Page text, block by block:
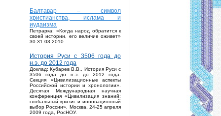
Балтавар – символ
христианства, ислама и
иудаизма
Петрарка: «Когда народ обратится к
своей истории, его величие оживет»
30-31.03.2010
История Руси с 3506 года до
н.э. до 2012 года
Доклад: Кубарев В.В., История Руси с
3506 года до н.э. до 2012 года.
Секция «Цивилизационные аспекты
Российской истории и хронологии».
Десятая Международная научная
конференция «Цивилизация знаний:
глобальный кризис и инновационный
выбор России», Москва, 24-25 апреля
2009 года, РосНОУ.